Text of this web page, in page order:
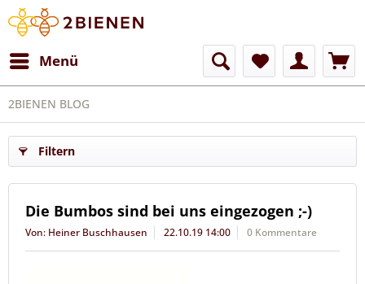
Menü
2BIENEN BLOG
Filtern
Die Bumbos sind bei uns eingezogen ;-)
Von: Heiner Buschhausen 22.10.19 14:00 0 Kommentare